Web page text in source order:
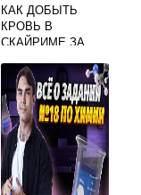
КАК ДОБЫТЬ
КРОВЬ В
СКАЙРИМЕ ЗА
ОБЫДЕННОГО